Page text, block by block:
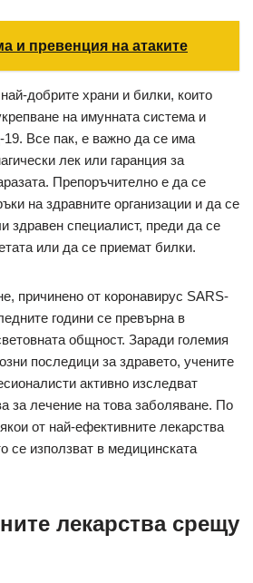
и превенция на атаките
добрите храни и билки, които
на имунната система и
Все пак, е важно да се има
лек или гаранция за
Препоръчително е да се
на здравните организации и да се
здравен специалист, преди да се
или да се приемат билки.
причинено от коронавирус SARS-
години се превърна в
общност. Заради големия
последици за здравето, учените
активно изследват
за лечение на това заболяване. По
от най-ефективните лекарства
се използват в медицинската
лекарства срещу